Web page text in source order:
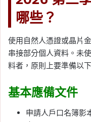
哪些？
使用自然人憑證或晶片
串接部分個人資料。未
料者，原則上要準備以
基本應備文件
申請人戶口名簿影